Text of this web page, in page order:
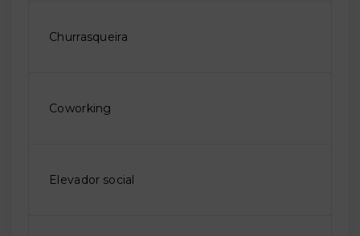
Churrasqueira
Coworking
Elevador social